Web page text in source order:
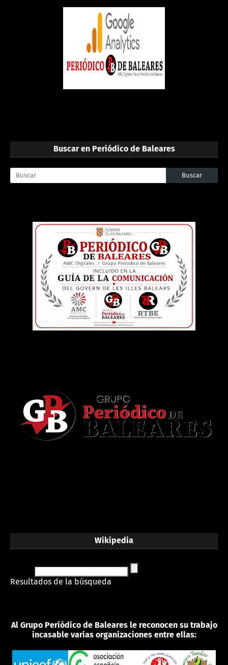
Buscar en Periódico de Baleares
Wikipedia
Resultados de la búsqueda
Al Grupo Periódico de Baleares le reconocen su trabajo
incasable varias organizaciones entre ellas: